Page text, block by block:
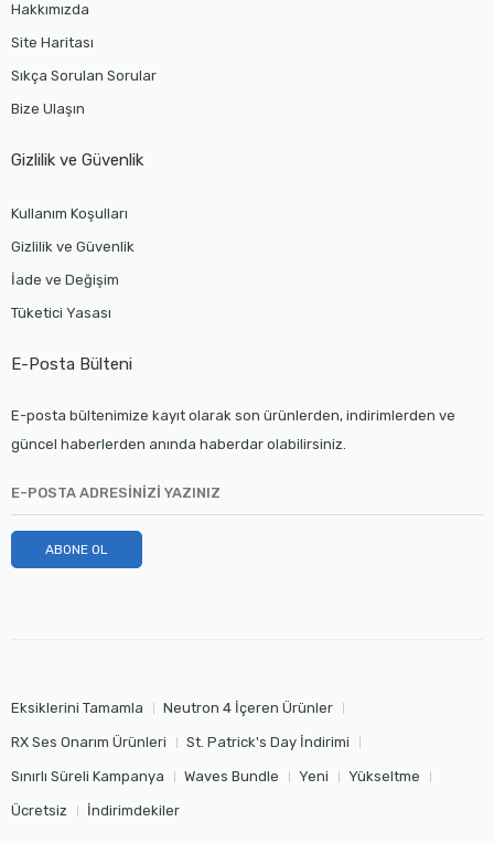
Hakkımızda
Site Haritası
Sıkça Sorulan Sorular
Bize Ulaşın
Gizlilik ve Güvenlik
Kullanım Koşulları
Gizlilik ve Güvenlik
İade ve Değişim
Tüketici Yasası
E-Posta Bülteni
E-posta bültenimize kayıt olarak son ürünlerden, indirimlerden ve
güncel haberlerden anında haberdar olabilirsiniz.
ABONE OL
Eksiklerini Tamamla Neutron 4 İçeren Ürünler
RX Ses Onarım Ürünleri St. Patrick's Day İndirimi
Sınırlı Süreli Kampanya Waves Bundle Yeni Yükseltme
Ücretsiz İndirimdekiler